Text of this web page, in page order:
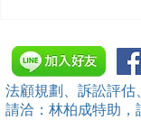
座談會(桃園場)
長 邱靖棠律師擔任《2026 勞
動新制不踩雷
大公開》講師
法顧規劃、訴訟評估
請洽：林柏成特助